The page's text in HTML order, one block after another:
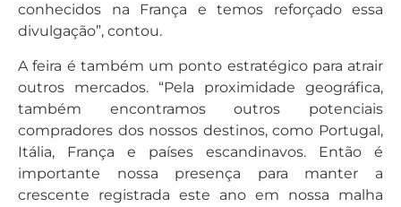
conhecidos na França e temos reforçado essa
divulgação”, contou.
A feira é também um ponto estratégico para atrair
outros mercados. “Pela proximidade geográfica,
também encontramos outros potenciais
compradores dos nossos destinos, como Portugal,
Itália, França e países escandinavos. Então é
importante nossa presença para manter a
crescente registrada este ano em nossa malha